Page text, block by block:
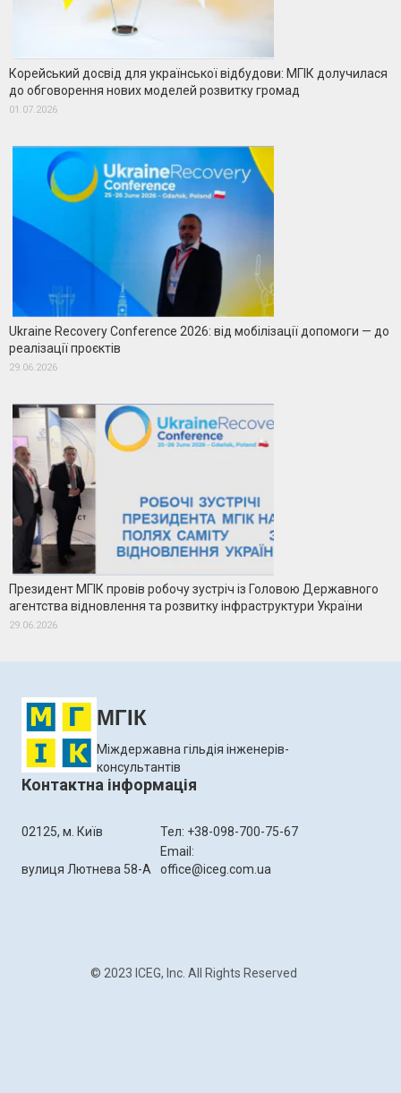
Корейський досвід для української відбудови: МГІК долучилася
до обговорення нових моделей розвитку громад
01.07.2026
Ukraine Recovery Conference 2026: від мобілізації допомоги — до
реалізації проєктів
29.06.2026
Президент МГІК провів робочу зустріч із Головою Державного
агентства відновлення та розвитку інфраструктури України
29.06.2026
МГІК
Міждержавна гільдія інженерів-
консультантів
Контактна інформація
02125, м. Київ
вулиця Лютнева 58-А
Тел: +38-098-700-75-67
Email:
office@iceg.com.ua
© 2023 ICEG, Inc. All Rights Reserved